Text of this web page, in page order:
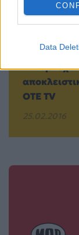
Data
Άντερλεχτ
ΟΤΕ TV
25.02.2016